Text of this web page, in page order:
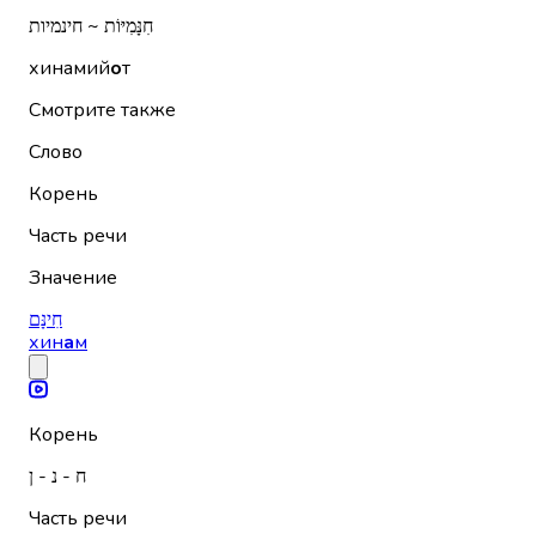
חִנָּמִיּוֹת ~ חינמיות
хинамийот
Смотрите также
Слово
Корень
Часть речи
Значение
חִינָּם
хинам
Корень
ח - נ - ן
Часть речи